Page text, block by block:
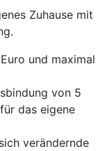
Zuhause mit
und maximal
von 5
das eigene
verändernde